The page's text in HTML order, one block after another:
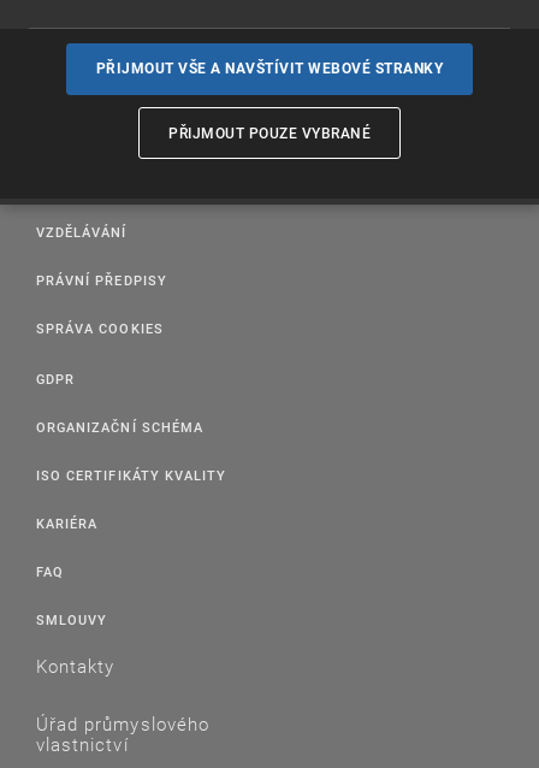
UŽITEČNÉ ODKAZY
VZDĚLÁVÁNÍ
PRÁVNÍ PŘEDPISY
SPRÁVA COOKIES
GDPR
ORGANIZAČNÍ SCHÉMA
ISO CERTIFIKÁTY KVALITY
KARIÉRA
FAQ
SMLOUVY
Kontakty
Úřad průmyslového
vlastnictví
PŘIJMOUT VŠE A NAVŠTÍVIT WEBOVÉ STRANKY
PŘIJMOUT POUZE VYBRANÉ